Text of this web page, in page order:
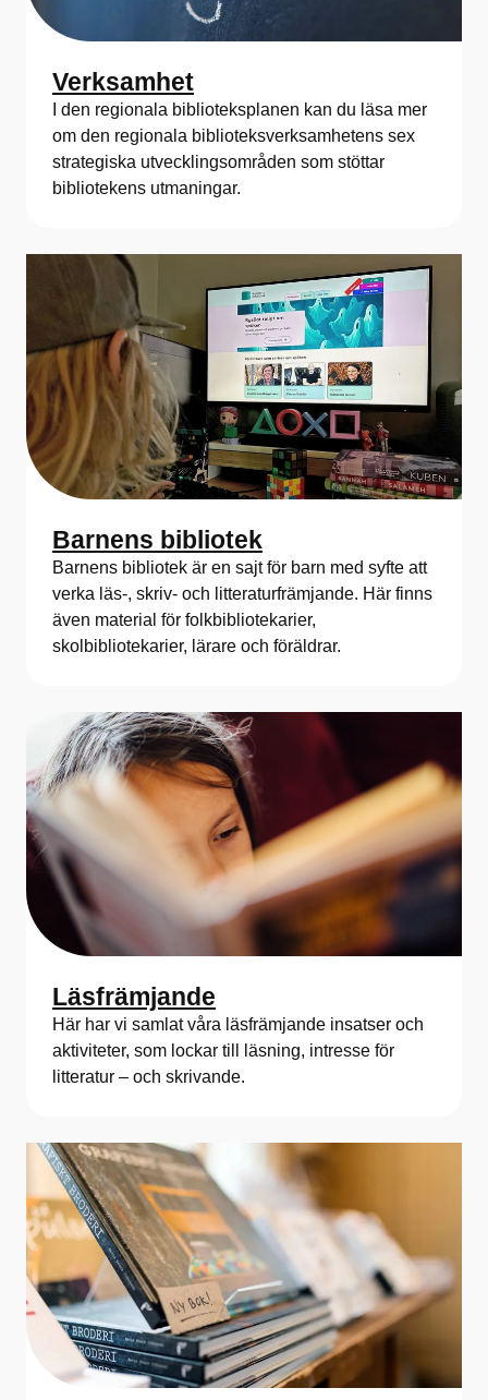
Verksamhet
I den regionala biblioteksplanen kan du läsa mer
om den regionala biblioteksverksamhetens sex
strategiska utvecklingsområden som stöttar
bibliotekens utmaningar.
Barnens bibliotek
Barnens bibliotek är en sajt för barn med syfte att
verka läs-, skriv- och litteraturfrämjande. Här finns
även material för folkbibliotekarier,
skolbibliotekarier, lärare och föräldrar.
Läsfrämjande
Här har vi samlat våra läsfrämjande insatser och
aktiviteter, som lockar till läsning, intresse för
litteratur – och skrivande.